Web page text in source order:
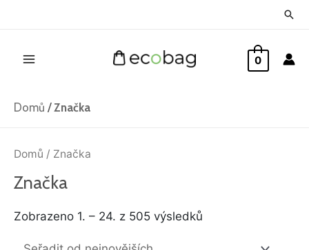
0
Domů /Značka
Domů / Značka
Značka
Zobrazeno 1. – 24. z 505 výsledků